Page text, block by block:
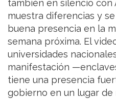
también en silencio con
muestra diferencias y
buena presencia en la
semana próxima. El
universidades
manifestación
tiene una presencia
gobierno en un lugar